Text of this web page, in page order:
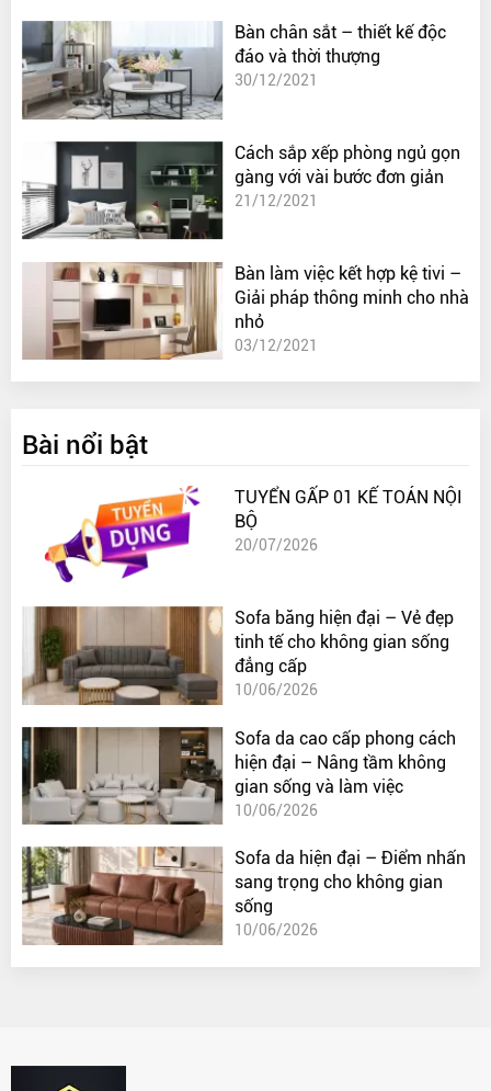
Bàn chân sắt – thiết kế độc
đáo và thời thượng
30/12/2021
Cách sắp xếp phòng ngủ gọn
gàng với vài bước đơn giản
21/12/2021
Bàn làm việc kết hợp kệ tivi –
Giải pháp thông minh cho nhà
nhỏ
03/12/2021
Bài nổi bật
TUYỂN GẤP 01 KẾ TOÁN NỘI
BỘ
20/07/2026
Sofa băng hiện đại – Vẻ đẹp
tinh tế cho không gian sống
đẳng cấp
10/06/2026
Sofa da cao cấp phong cách
hiện đại – Nâng tầm không
gian sống và làm việc
10/06/2026
Sofa da hiện đại – Điểm nhấn
sang trọng cho không gian
sống
10/06/2026